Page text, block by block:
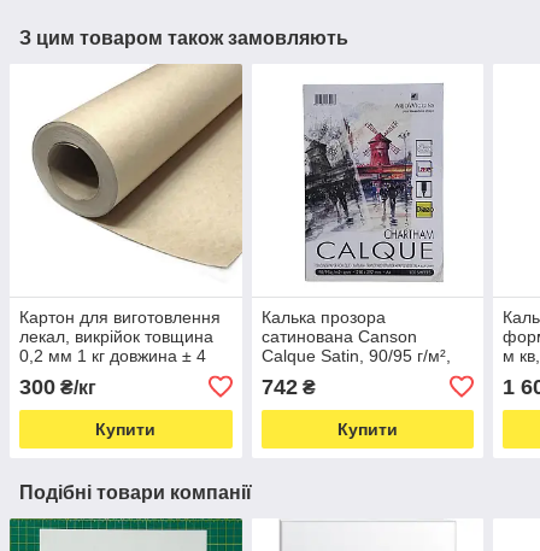
З цим товаром також замовляють
Картон для виготовлення
лекал, викрійок товщина
0,2 мм 1 кг довжина ± 4
(5688)
300 ₴/кг
Купити
Калька прозора
сатинована Canson
Calque Satin, 90/95 г/м²,
креслення та викрійок
(6520)
742₴
Купити
м
1
Подібні товари компанії